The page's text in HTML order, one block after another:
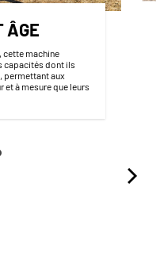
ÂGE
cette machine
capacités dont ils
permettant aux
et à mesure que leurs